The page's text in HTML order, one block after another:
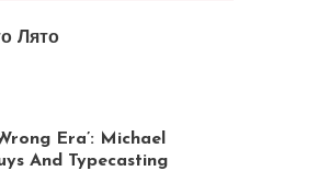
Лято
Era’: Michael
And Typecasting